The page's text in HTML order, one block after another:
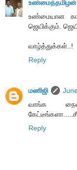
உண்மைத்தமிழன்
உண்மையான
ஜெயிக்கும்.
வாழ்த்துக்கள்..!
Reply
மணிஜி
வாங்க
Reply